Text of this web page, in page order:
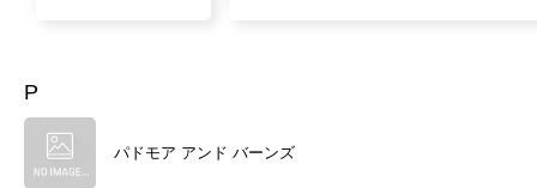
P
パドモア アンド バーンズ